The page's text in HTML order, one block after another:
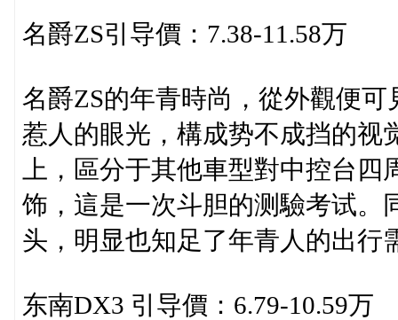
名爵ZS引导價：7.38-11.58万
名爵ZS的年青時尚，從外觀便
惹人的眼光，構成势不成挡的视
上，區分于其他車型對中控台
饰，這是一次斗胆的测驗考试。
头，明显也知足了年青人的出行
东南DX3 引导價：6.79-10.59万